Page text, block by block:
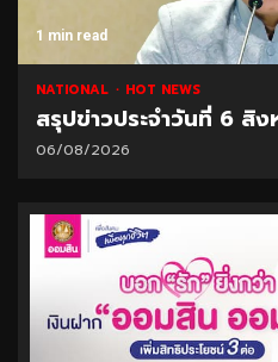
1 min read
NATIONAL HOT NEWS
สรุปข่าวประจำวันที่ 6 สิ
06/08/2026